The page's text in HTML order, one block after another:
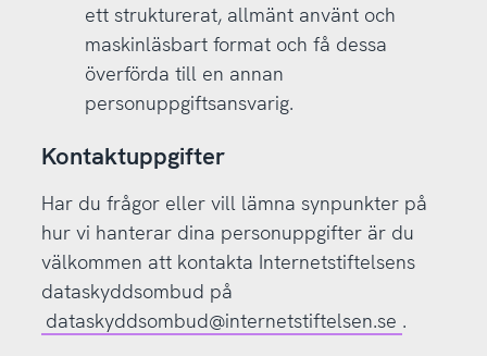
ett strukturerat, allmänt använt och
maskinläsbart format och få dessa
överförda till en annan
personuppgiftsansvarig.
Kontaktuppgifter
Har du frågor eller vill lämna synpunkter på
hur vi hanterar dina personuppgifter är du
välkommen att kontakta Internetstiftelsens
dataskyddsombud på
dataskyddsombud@internetstiftelsen.se .